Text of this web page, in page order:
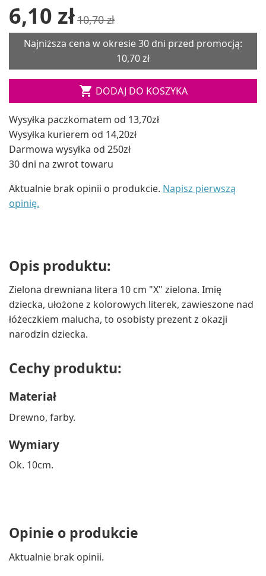
6,10 zł10,70 zł
Najniższa cena w okresie 30 dni przed promocją:
10,70 zł
 DODAJ DO KOSZYKA
Wysyłka paczkomatem od 13,70zł
Wysyłka kurierem od 14,20zł
Darmowa wysyłka od 250zł
30 dni na zwrot towaru
Aktualnie brak opinii o produkcie. Napisz pierwszą
opinię.
Opis produktu:
Zielona drewniana litera 10 cm "X" zielona. Imię
dziecka, ułożone z kolorowych literek, zawieszone nad
łóżeczkiem malucha, to osobisty prezent z okazji
narodzin dziecka.
Cechy produktu:
Materiał
Drewno, farby.
Wymiary
Ok. 10cm.
Opinie o produkcie
Aktualnie brak opinii.